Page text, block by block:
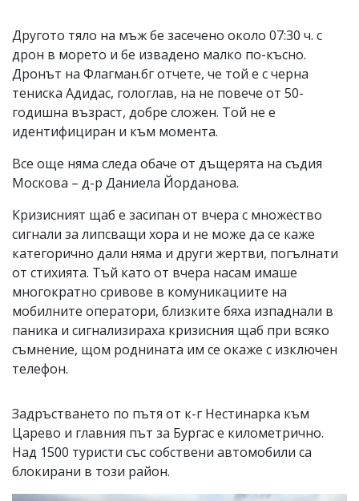
Другото тяло на мъж бе засечено около 07:30 ч. с
дрон в морето и бе извадено малко по-късно.
Дронът на Флагман.бг отчете, че той е с черна
тениска Адидас, гологлав, на не повече от 50-
годишна възраст, добре сложен. Той не е
идентифициран и към момента.
Все още няма следа обаче от дъщерята на съдия
Москова – д-р Даниела Йорданова.
Кризисният щаб е засипан от вчера с множество
сигнали за липсващи хора и не може да се каже
категорично дали няма и други жертви, погълнати
от стихията. Тъй като от вчера насам имаше
многократно сривове в комуникациите на
мобилните оператори, близките бяха изпаднали в
паника и сигнализираха кризисния щаб при всяко
съмнение, щом роднината им се окаже с изключен
телефон.
Задръстването по пътя от к-г Нестинарка към
Царево и главния път за Бургас е километрично.
Над 1500 туристи със собствени автомобили са
блокирани в този район.